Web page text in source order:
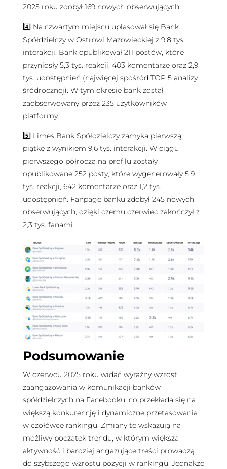
2025 roku zdobył 169 nowych obserwujących.
4️⃣ Na czwartym miejscu uplasował się Bank
Spółdzielczy w Ostrowi Mazowieckiej z 9,8 tys.
interakcji. Bank opublikował 211 postów, które
przyniosły 5,3 tys. reakcji, 403 komentarze oraz 2,9
tys. udostępnień (najwięcej spośród TOP 5 analizy
śródrocznej). W tym okresie bank został
zaobserwowany przez 235 użytkowników
platformy.
5️⃣ Limes Bank Spółdzielczy zamyka pierwszą
piątkę z wynikiem 9,6 tys. interakcji. W ciągu
pierwszego półrocza na profilu zostały
opublikowane 252 posty, które wygenerowały 5,9
tys. reakcji, 642 komentarze oraz 1,2 tys.
udostępnień. Fanpage banku zdobył 245 nowych
obserwujących, dzięki czemu czerwiec zakończył z
2,3 tys. fanami.
Podsumowanie
W czerwcu 2025 roku widać wyraźny wzrost
zaangażowania w komunikacji banków
spółdzielczych na Facebooku, co przekłada się na
większą konkurencję i dynamiczne przetasowania
w czołówce rankingu. Zmiany te wskazują na
możliwy początek trendu, w którym większa
aktywność i bardziej angażujące treści prowadzą
do szybszego wzrostu pozycji w rankingu. Jednakże